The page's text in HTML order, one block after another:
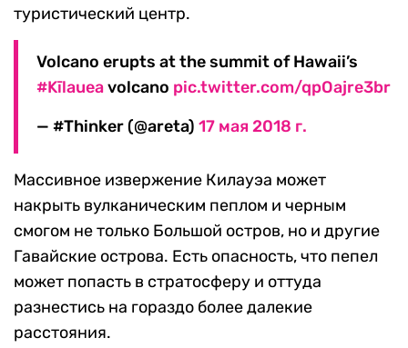
туристический центр.
Volcano erupts at the summit of Hawaii’s
#Kīlaueavolcano pic.twitter.com/qpOajre3br
— #Thinker (@areta) 17 мая 2018 г.
Массивное извержение Килауэа может
накрыть вулканическим пеплом и черным
смогом не только Большой остров, но и другие
Гавайские острова. Есть опасность, что пепел
может попасть в стратосферу и оттуда
разнестись на гораздо более далекие
расстояния.